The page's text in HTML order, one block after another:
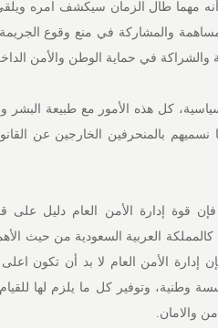
مهما طال الزمان سيكشف امره
والمشاركة في منع وقوع
في حماية الوطن والأمن
كل هذه الأمور مع طبيعة البشر
بالمنحرفين الخارجين عن
فإن قوة إدارة الأمن العام دليل
العربية السعودية من حيث
إدارة الأمن العام لا بد أن تكون
وطنية، وتوفير كل ما يلزم لها
والامان.